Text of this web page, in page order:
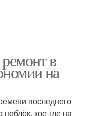
в
на
последнего
поблёк, кое-где на